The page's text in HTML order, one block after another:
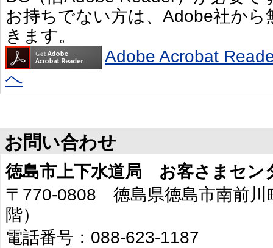
お持ちでない方は、Adobe社か
きます。
Adobe Acrobat
へ
お問い合わせ
徳島市上下水道局 お客さまセン
〒770-0808 徳島県徳島市南前川
階）
電話番号：088-623-1187